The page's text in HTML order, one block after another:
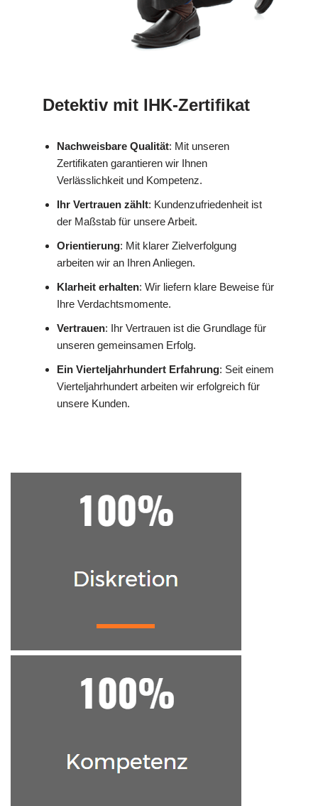
Detektiv mit IHK-Zertifikat
Nachweisbare Qualität: Mit unseren
Zertifikaten garantieren wir Ihnen
Verlässlichkeit und Kompetenz.
Ihr Vertrauen zählt: Kundenzufriedenheit ist
der Maßstab für unsere Arbeit.
Orientierung: Mit klarer Zielverfolgung
arbeiten wir an Ihren Anliegen.
Klarheit erhalten: Wir liefern klare Beweise für
Ihre Verdachtsmomente.
Vertrauen: Ihr Vertrauen ist die Grundlage für
unseren gemeinsamen Erfolg.
Ein Vierteljahrhundert Erfahrung: Seit einem
Vierteljahrhundert arbeiten wir erfolgreich für
unsere Kunden.